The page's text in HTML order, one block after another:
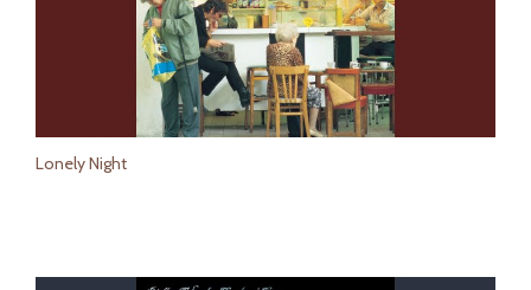
Lonely Night